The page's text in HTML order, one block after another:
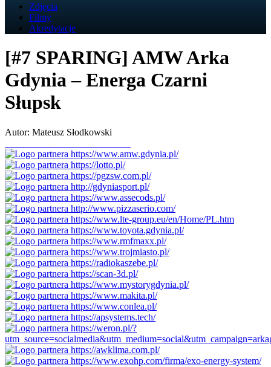
Zdjęcia
Filmy
Akredytacje
[#7 SPARING] AMW Arka
Gdynia – Energa Czarni
Słupsk
Autor: Mateusz Słodkowski